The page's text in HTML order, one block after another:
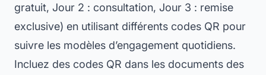
gratuit, Jour 2 : consultation, Jour 3 : remise
exclusive) en utilisant différents codes QR pour
suivre les modèles d’engagement quotidiens.
Incluez des codes QR dans les documents des